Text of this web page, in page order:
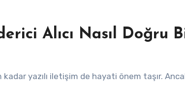
Alıcı Nasıl Doğru
yazılı iletişim de hayati önem taşır.